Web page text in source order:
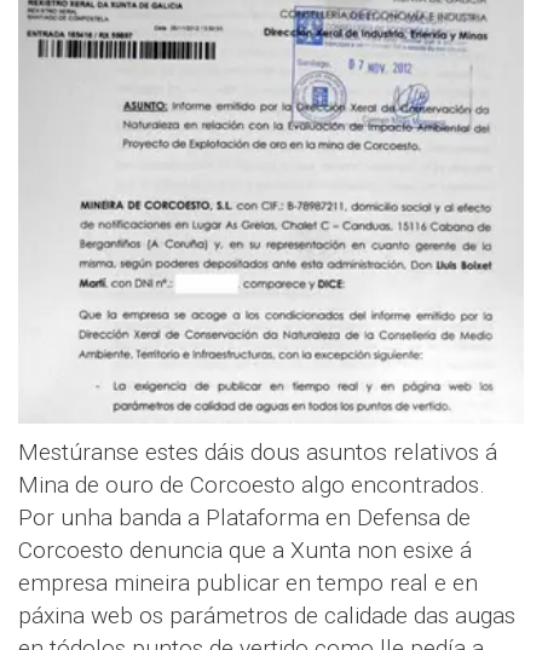
Mestúranse estes dáis dous asuntos relativos á
Mina de ouro de Corcoesto algo encontrados.
Por unha banda a Plataforma en Defensa de
Corcoesto denuncia que a Xunta non esixe á
empresa mineira publicar en tempo real e en
páxina web os parámetros de calidade das augas